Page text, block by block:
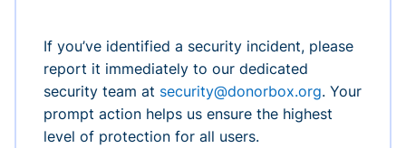
If you’ve identified a security incident, please
report it immediately to our dedicated
security team at security@donorbox.org. Your
prompt action helps us ensure the highest
level of protection for all users.